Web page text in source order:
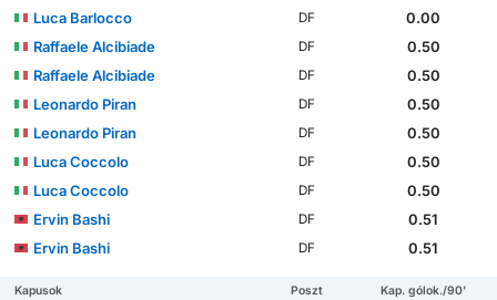
Luca Barlocco
DF
0.00
Raffaele Alcibiade
DF
0.50
Raffaele Alcibiade
DF
0.50
Leonardo Piran
DF
0.50
Leonardo Piran
DF
0.50
Luca Coccolo
DF
0.50
Luca Coccolo
DF
0.50
Ervin Bashi
DF
0.51
Ervin Bashi
DF 0.51
Kapusok Poszt Kap. gólok./90'